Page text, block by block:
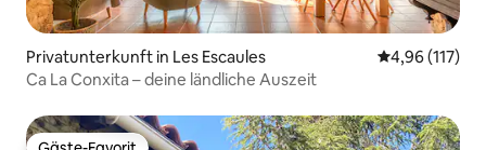
Privatunterkunft in Les Escaules
4,96 (117)
Ca La Conxita – deine ländliche Auszeit